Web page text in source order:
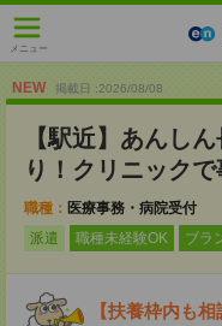
メニュー
NEW 掲載日 :2026/08/08
【駅近】あんし
り！クリニック
職種： 医療事務・病院受付
派遣
職種未経験OK ブラ
【扶養枠内も